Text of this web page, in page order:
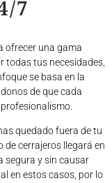
7
ofrecer una gama
todas tus necesidades,
se basa en la
de que cada
quedado fuera de tu
de cerrajeros llegará en
segura y sin causar
en estos casos, por lo